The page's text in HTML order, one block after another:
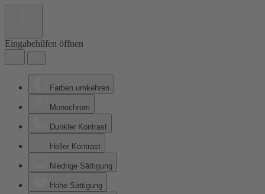
Eingabehilfen öffnen
Farben umkehren
Monochrom
Dunkler Kontrast
Heller Kontrast
Niedrige Sättigung
Hohe Sättigung